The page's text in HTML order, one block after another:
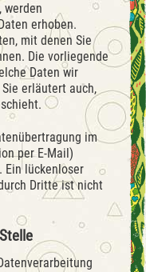
werden
erhoben.
mit denen Sie
Die vorliegende
Daten wir
erläutert auch,
im
per E-Mail)
Ein lückenloser
Dritte ist nicht